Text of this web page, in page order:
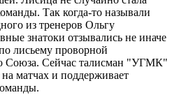
Так когда-то называли
из тренеров Ольгу
знатоки отзывались не иначе
лисьему проворной
Союза. Сейчас талисман "УГМК"
матчах и поддерживает